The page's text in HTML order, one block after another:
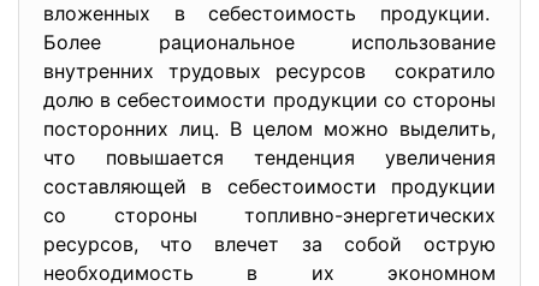
вложенных в себестоимость продукции.
Более рациональное использование
внутренних трудовых ресурсов сократило
долю в себестоимости продукции со стороны
посторонних лиц. В целом можно выделить,
что повышается тенденция увеличения
составляющей в себестоимости продукции
со стороны топливно-энергетических
ресурсов, что влечет за собой острую
необходимость в их экономном